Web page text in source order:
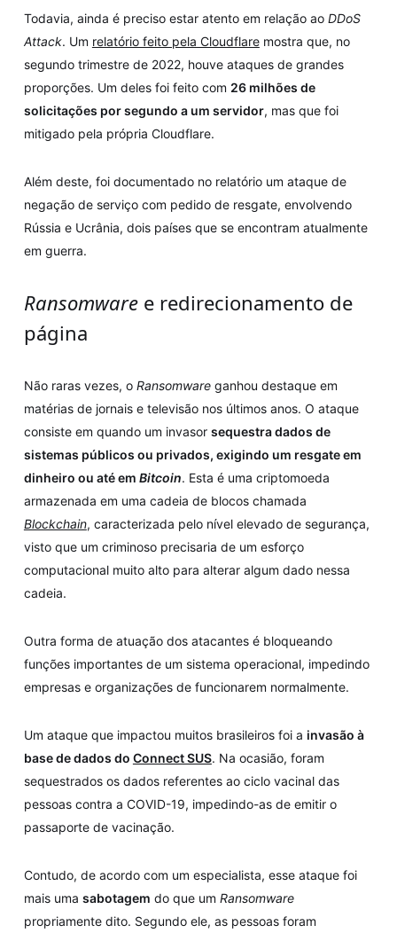
Todavia, ainda é preciso estar atento em relação ao DDoS
Attack. Um relatório feito pela Cloudflaremostra que, no
segundo trimestre de 2022, houve ataques de grandes
proporções. Um deles foi feito com 26 milhões de
solicitações por segundo a um servidor, mas que foi
mitigado pela própria Cloudflare.
Além deste, foi documentado no relatório um ataque de
negação de serviço com pedido de resgate, envolvendo
Rússia e Ucrânia, dois países que se encontram atualmente
em guerra.
Ransomwaree redirecionamento de
página
Não raras vezes, o Ransomwareganhou destaque em
matérias de jornais e televisão nos últimos anos. O ataque
consiste em quando um invasor sequestra dados de
sistemas públicos ou privados, exigindo um resgate em
dinheiro ou até em Bitcoin. Esta é uma criptomoeda
armazenada em uma cadeia de blocos chamada
Blockchain, caracterizada pelo nível elevado de segurança,
visto que um criminoso precisaria de um esforço
computacional muito alto para alterar algum dado nessa
cadeia.
Outra forma de atuação dos atacantes é bloqueando
funções importantes de um sistema operacional, impedindo
empresas e organizações de funcionarem normalmente.
Um ataque que impactou muitos brasileiros foi a invasão à
base de dados do Connect SUS. Na ocasião, foram
sequestrados os dados referentes ao ciclo vacinal das
pessoas contra a COVID-19, impedindo-as de emitir o
passaporte de vacinação.
Contudo, de acordo com um especialista, esse ataque foi
mais uma sabotagem do que um Ransomware
propriamente dito. Segundo ele, as pessoas foram